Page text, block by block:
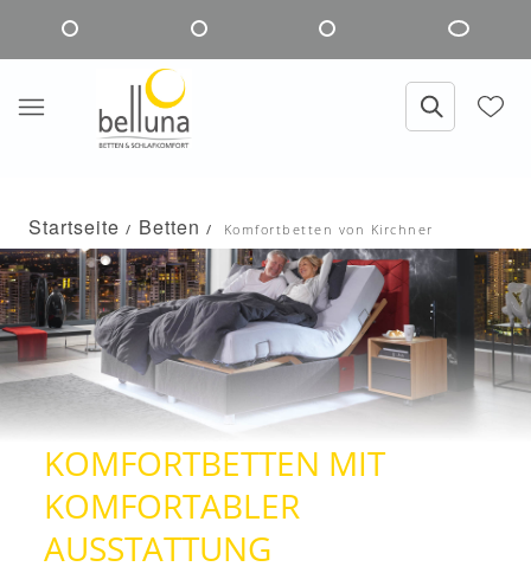
Startseite Betten Komfortbetten von Kirchner
KOMFORTBETTEN MIT
KOMFORTABLER
AUSSTATTUNG